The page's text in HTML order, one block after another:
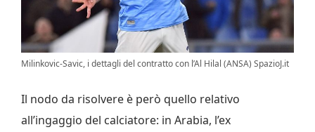
Milinkovic-Savic, i dettagli del contratto con l’Al Hilal (ANSA) SpazioJ.it
Il nodo da risolvere è però quello relativo
all’ingaggio del calciatore: in Arabia, l’ex